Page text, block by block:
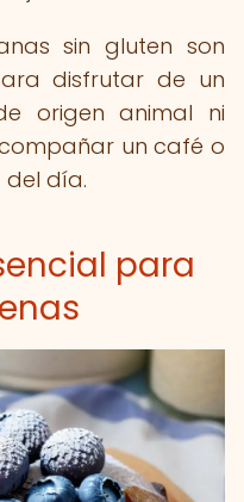
sin gluten son
disfrutar de un
origen animal ni
un café o
del día.
para